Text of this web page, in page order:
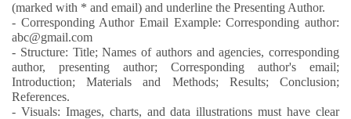
(marked with * and email) and underline the Presenting Author.
- Corresponding Author Email Example: Corresponding author:
abc@gmail.com
- Structure: Title; Names of authors and agencies, corresponding
author, presenting author; Corresponding author's email;
Introduction; Materials and Methods; Results; Conclusion;
References.
- Visuals: Images, charts, and data illustrations must have clear